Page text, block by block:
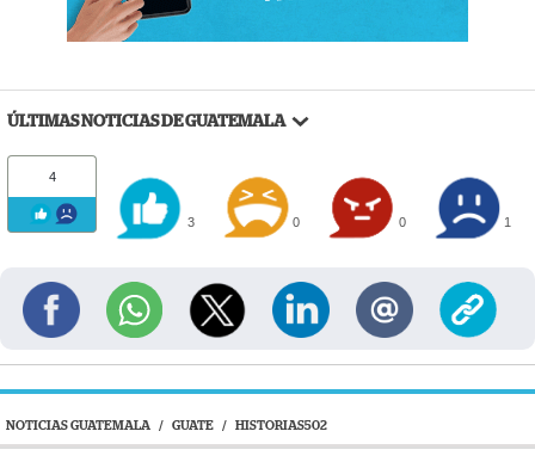
ÚLTIMAS NOTICIAS DE GUATEMALA
4
3 0 0 1
NOTICIAS GUATEMALA / GUATE / HISTORIAS502